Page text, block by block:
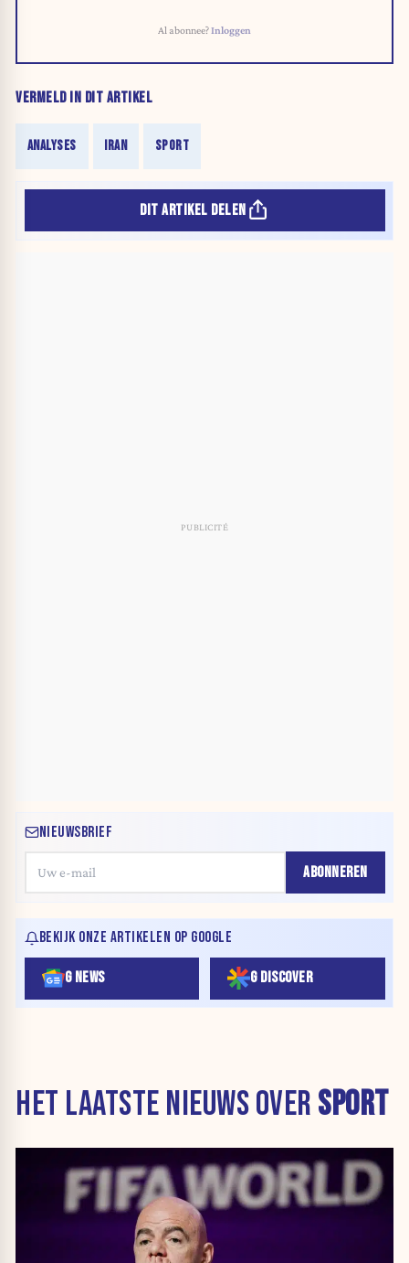
Al abonnee?Inloggen
VERMELD IN DIT ARTIKEL
ANALYSES IRAN SPORT
DIT ARTIKEL DELEN
NIEUWSBRIEF
ABONNEREN
BEKIJK ONZE ARTIKELEN OP GOOGLE
G NEWS G DISCOVER
HET LAATSTE NIEUWS OVER SPORT